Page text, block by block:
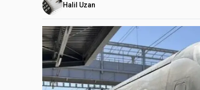
Halil Uzan